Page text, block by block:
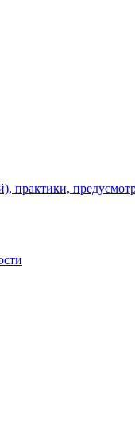
практики,